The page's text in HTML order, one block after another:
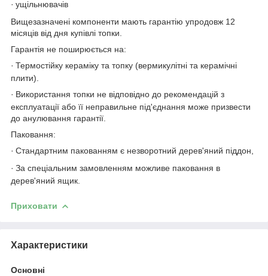
· ущільнювачів
Вищезазначені компоненти мають гарантію упродовж 12
місяців від дня купівлі топки.
Гарантія не поширюється на:
· Термостійку кераміку та топку (вермикулітні та керамічні
плити).
· Використання топки не відповідно до рекомендацій з
експлуатації або її неправильне під'єднання може призвести
до анулювання гарантії.
Паковання:
· Стандартним пакованням є незворотний дерев'яний піддон,
· За спеціальним замовленням можливе паковання в
дерев'яний ящик.
Приховати
Характеристики
Основні